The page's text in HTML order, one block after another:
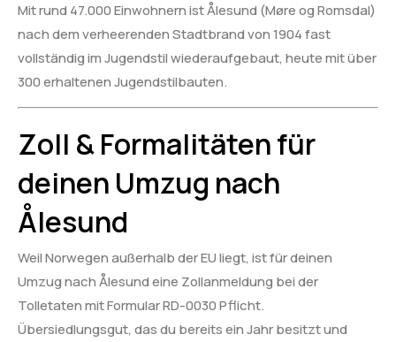
Mit rund 47.000 Einwohnern ist Ålesund (Møre og Romsdal)
nach dem verheerenden Stadtbrand von 1904 fast
vollständig im Jugendstil wiederaufgebaut, heute mit über
300 erhaltenen Jugendstilbauten.
Zoll & Formalitäten für
deinen Umzug nach
Ålesund
Weil Norwegen außerhalb der EU liegt, ist für deinen
Umzug nach Ålesund eine Zollanmeldung bei der
Tolletaten mit Formular RD-0030 Pflicht.
Übersiedlungsgut, das du bereits ein Jahr besitzt und